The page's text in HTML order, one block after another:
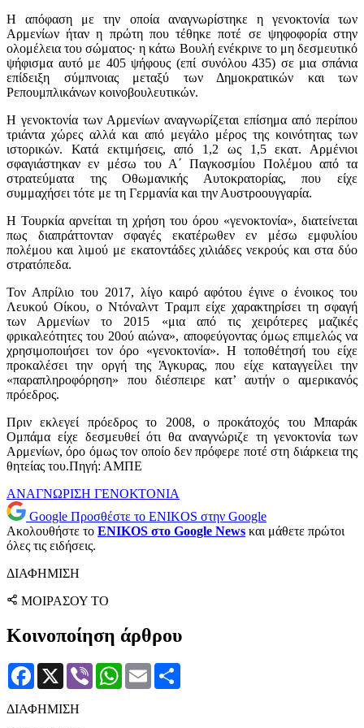
Η απόφαση με την οποία αναγνωρίστηκε η γενοκτονία των
Αρμενίων ήταν η πρώτη που τέθηκε ποτέ σε ψηφοφορία στην
ολομέλεια του σώματος· η κάτω Βουλή ενέκρινε το μη δεσμευτικό
ψήφισμα αυτό με 405 ψήφους (επί συνόλου 435) σε μια σπάνια
επίδειξη σύμπνοιας μεταξύ των Δημοκρατικών και των
Ρεπουμπλικάνων κοινοβουλευτικών.
Η γενοκτονία των Αρμενίων αναγνωρίζεται επίσημα από περίπου
τριάντα χώρες αλλά και από μεγάλο μέρος της κοινότητας των
ιστορικών. Κατά εκτιμήσεις, από 1,2 ως 1,5 εκατ. Αρμένιοι
σφαγιάστηκαν εν μέσω του Α΄ Παγκοσμίου Πολέμου από τα
στρατεύματα της Οθωμανικής Αυτοκρατορίας, που είχε
συμμαχήσει τότε με τη Γερμανία και την Αυστροουγγαρία.
Η Τουρκία αρνείται τη χρήση του όρου «γενοκτονία», διατείνεται
πως διαπράττονταν σφαγές εκατέρωθεν εν μέσω εμφυλίου
πολέμου και λιμού με εκατοντάδες χιλιάδες νεκρούς και στα δύο
στρατόπεδα.
Τον Απρίλιο του 2017, λίγο καιρό αφότου έγινε ο ένοικος του
Λευκού Οίκου, ο Ντόναλντ Τραμπ είχε χαρακτηρίσει τη σφαγή
των Αρμενίων το 2015 «μια από τις χειρότερες μαζικές
φρικαλεότητες του 20ού αιώνα», αποφεύγοντας όμως επιμελώς να
χρησιμοποιήσει τον όρο «γενοκτονία». Η τοποθέτησή του είχε
προκαλέσει την οργή της Άγκυρας, που είχε καταγγείλει την
«παραπληροφόρηση» που διέσπειρε κατ’ αυτήν ο αμερικανός
πρόεδρος.
Πριν εκλεγεί πρόεδρος το 2008, ο προκάτοχός του Μπαράκ
Ομπάμα είχε δεσμευθεί ότι θα αναγνώριζε τη γενοκτονία των
Αρμενίων, όρο όμως τον οποίο δεν πρόφερε ποτέ στη διάρκεια της
θητείας του.Πηγή: ΑΜΠΕ
ΑΝΑΓΝΩΡΙΣΗ ΓΕΝΟΚΤΟΝΙΑ
Google Προσθέστε το ENIKOS στην Google
Ακολουθήστε το ENIKOS στο Google News και μάθετε πρώτοι
όλες τις ειδήσεις.
ΔΙΑΦΗΜΙΣΗ
ΜΟΙΡΑΣΟΥ ΤΟ
Κοινοποίηση άρθρου
Facebook
X Viber WhatsApp
Email
ΔΙΑΦΗΜΙΣΗ